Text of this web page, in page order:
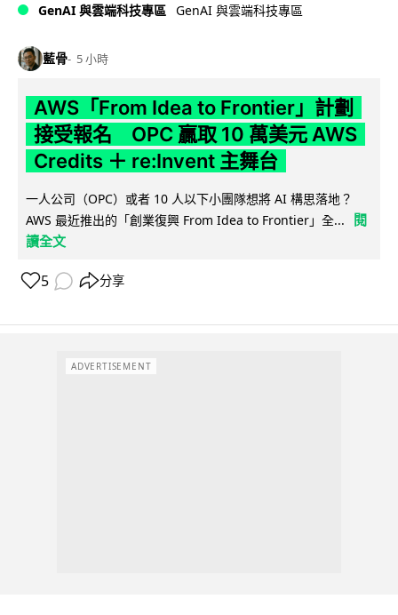
GenAI 與雲端科技專區 GenAI 與雲端科技專區
藍骨 5 小時
AWS「From Idea to Frontier」計劃
接受報名 OPC 贏取 10 萬美元 AWS
Credits ＋ re:Invent 主舞台
一人公司（OPC）或者 10 人以下小團隊想將 AI 構思落地？
AWS 最近推出的「創業復興 From Idea to Frontier」全...
閱
讀全文
5 分享
ADVERTISEMENT